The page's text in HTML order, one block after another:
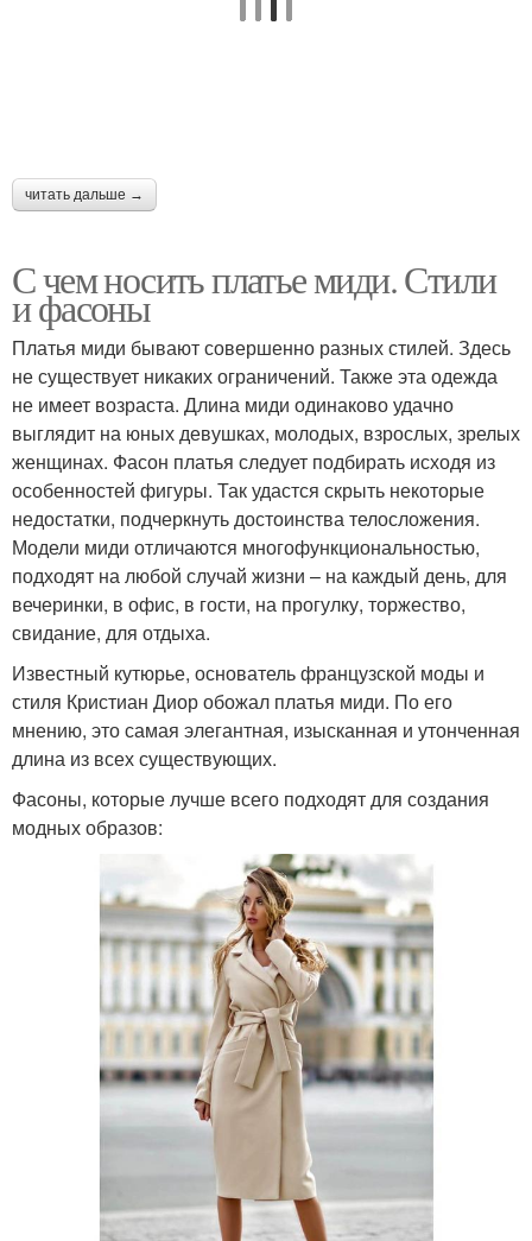
читать дальше →
С чем носить платье миди. Стили
и фасоны
Платья миди бывают совершенно разных стилей. Здесь
не существует никаких ограничений. Также эта одежда
не имеет возраста. Длина миди одинаково удачно
выглядит на юных девушках, молодых, взрослых, зрелых
женщинах. Фасон платья следует подбирать исходя из
особенностей фигуры. Так удастся скрыть некоторые
недостатки, подчеркнуть достоинства телосложения.
Модели миди отличаются многофункциональностью,
подходят на любой случай жизни – на каждый день, для
вечеринки, в офис, в гости, на прогулку, торжество,
свидание, для отдыха.
Известный кутюрье, основатель французской моды и
стиля Кристиан Диор обожал платья миди. По его
мнению, это самая элегантная, изысканная и утонченная
длина из всех существующих.
Фасоны, которые лучше всего подходят для создания
модных образов: